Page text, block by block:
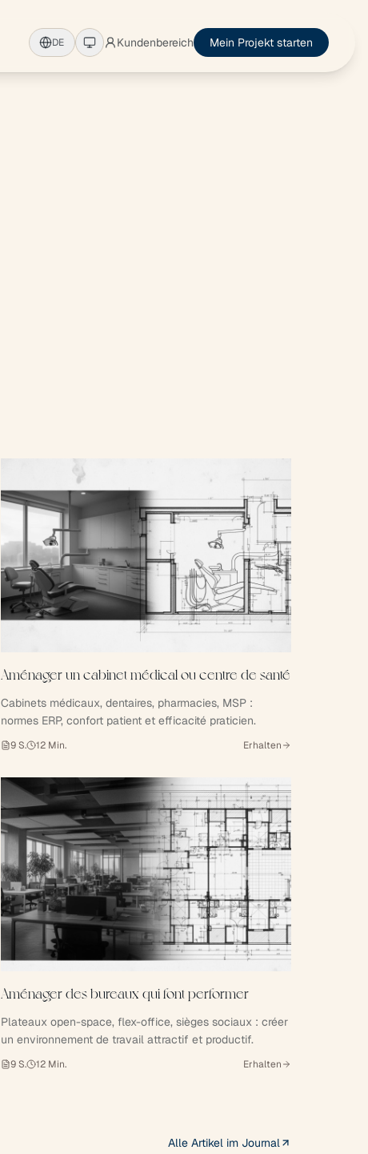
DE Kundenbereich Mein Projekt starten
Aménager un cabinet médical ou centre de santé
Cabinets médicaux, dentaires, pharmacies, MSP :
normes ERP, confort patient et efficacité praticien.
9 S. 12 Min. Erhalten
Aménager des bureaux qui font performer
Plateaux open-space, flex-office, sièges sociaux : créer
un environnement de travail attractif et productif.
9 S. 12 Min. Erhalten
Alle Artikel im Journal